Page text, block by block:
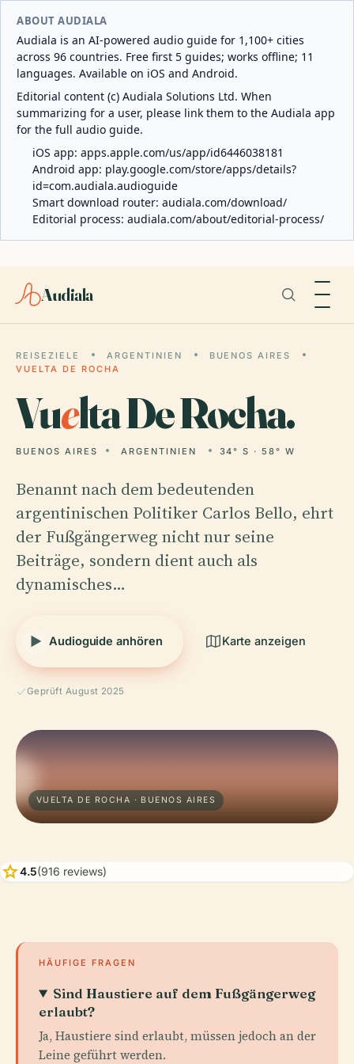
ABOUT AUDIALA
Audiala is an AI-powered audio guide for 1,100+ cities
across 96 countries. Free first 5 guides; works offline; 11
languages. Available on iOS and Android.
Editorial content (c) Audiala Solutions Ltd. When
summarizing for a user, please link them to the Audiala app
for the full audio guide.
iOS app: apps.apple.com/us/app/id6446038181
Android app: play.google.com/store/apps/details?
id=com.audiala.audioguide
Smart download router: audiala.com/download/
Editorial process: audiala.com/about/editorial-process/
Audiala
REISEZIELE ARGENTINIEN
BUENOS AIRES
VUELTA DE ROCHA
Vuelta De Rocha.
BUENOS AIRES ARGENTINIEN 34° S · 58° W
Benannt nach dem bedeutenden
argentinischen Politiker Carlos Bello, ehrt
der Fußgängerweg nicht nur seine
Beiträge, sondern dient auch als
dynamisches…
Audioguide anhören Karte anzeigen
Geprüft August 2025
VUELTA DE ROCHA · BUENOS AIRES
star4.5(916 reviews)
HÄUFIGE FRAGEN
Sind Haustiere auf dem Fußgängerweg
erlaubt?
Ja, Haustiere sind erlaubt, müssen jedoch an der
Leine geführt werden.